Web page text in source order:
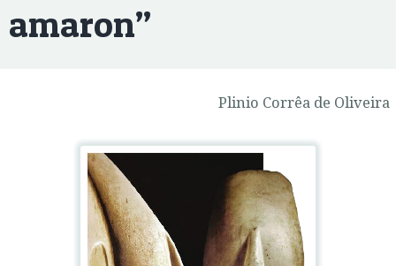
amaron”
Plinio Corrêa de Oliveira